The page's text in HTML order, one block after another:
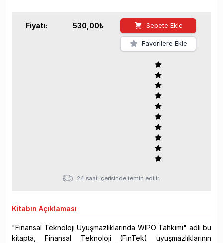
Fiyatı: 530,00₺ Sepete Ekle
Favorilere Ekle
24 saat içerisinde temin edilir.
Kitabın Açıklaması
"Finansal Teknoloji Uyuşmazlıklarında WIPO Tahkimi" adlı bu
kitapta, Finansal Teknoloji (FinTek) uyuşmazlıklarının